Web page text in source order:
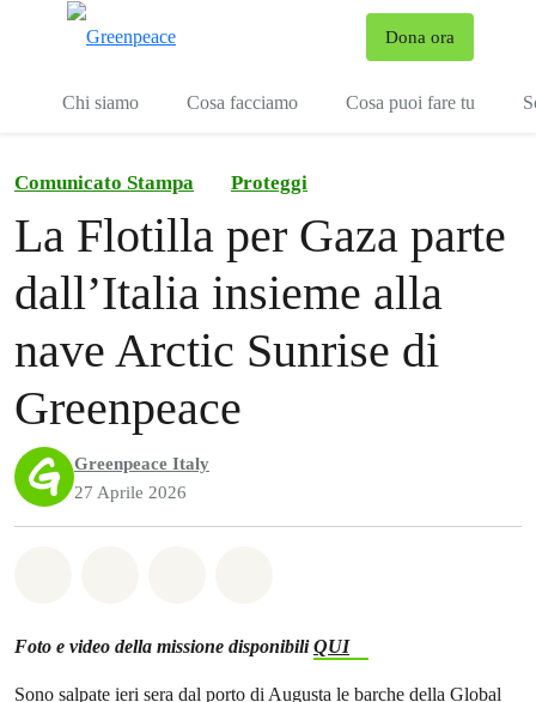
Dona ora
Chi siamo Cosa facciamo Cosa puoi fare tu
Comunicato Stampa Proteggi
La Flotilla per Gaza parte
dall’Italia insieme alla
nave Arctic Sunrise di
Greenpeace
Greenpeace Italy
27 Aprile 2026
Foto e video della missione disponibiliQUI
Sono salpate ieri sera dal porto di Augusta le barche della Global